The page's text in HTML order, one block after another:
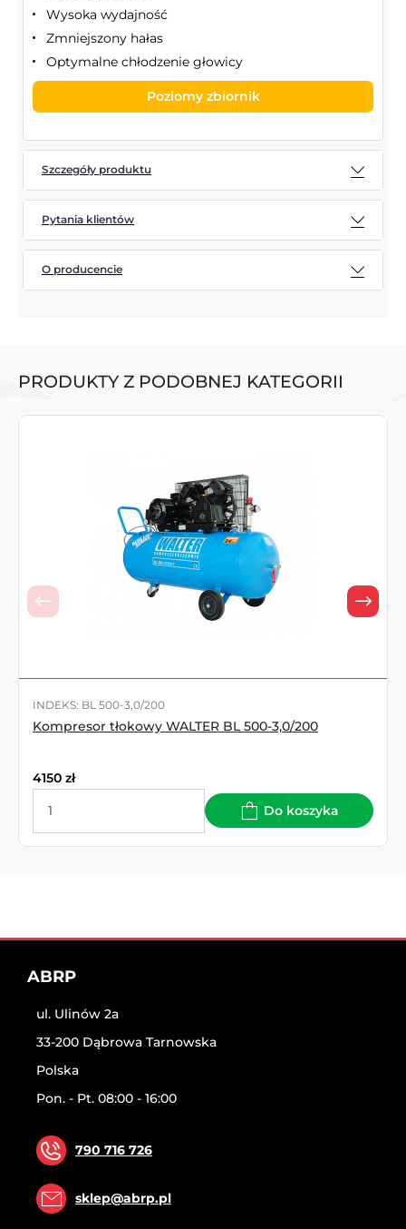
Wysoka wydajność
Zmniejszony hałas
Optymalne chłodzenie głowicy
Poziomy zbiornik
Szczegóły produktu
Pytania klientów
O producencie
PRODUKTY Z PODOBNEJ KATEGORII
INDEKS: BL 500-3,0/200
Kompresor tłokowy WALTER BL 500-3,0/200
4150 zł
Do koszyka
ABRP
ul. Ulinów 2a
33-200 Dąbrowa Tarnowska
Polska
Pon. - Pt. 08:00 - 16:00
790 716 726
sklep@abrp.pl